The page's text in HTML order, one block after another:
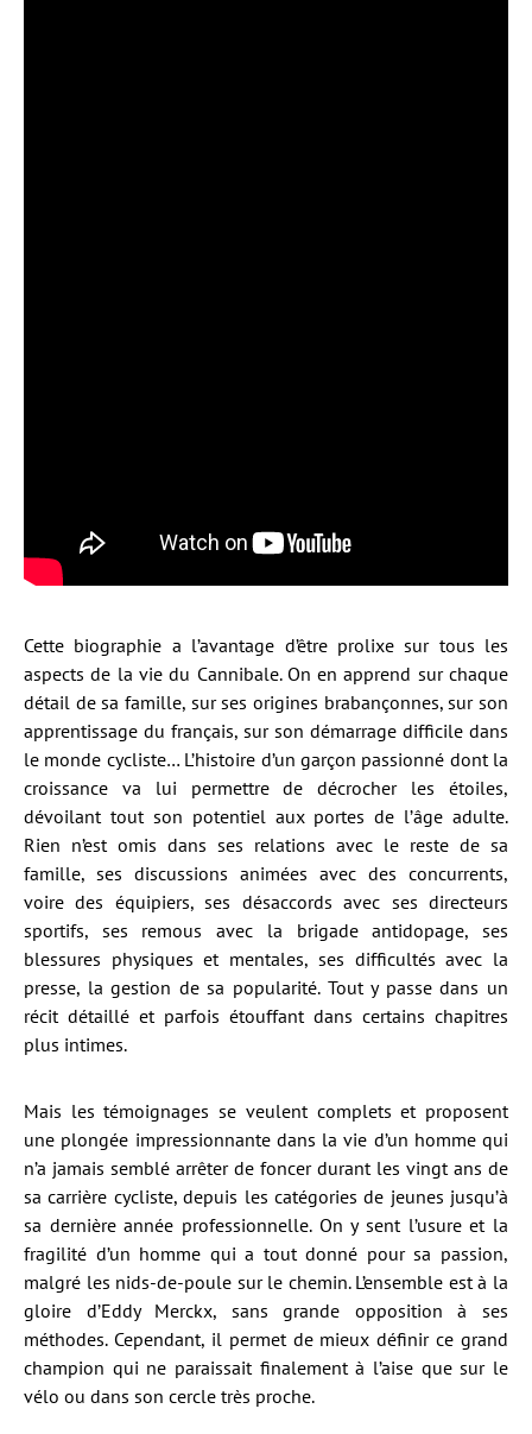
Cette biographie a l’avantage d’être prolixe sur tous les
aspects de la vie du Cannibale. On en apprend sur chaque
détail de sa famille, sur ses origines brabançonnes, sur son
apprentissage du français, sur son démarrage difficile dans
le monde cycliste… L’histoire d’un garçon passionné dont la
croissance va lui permettre de décrocher les étoiles,
dévoilant tout son potentiel aux portes de l’âge adulte.
Rien n’est omis dans ses relations avec le reste de sa
famille, ses discussions animées avec des concurrents,
voire des équipiers, ses désaccords avec ses directeurs
sportifs, ses remous avec la brigade antidopage, ses
blessures physiques et mentales, ses difficultés avec la
presse, la gestion de sa popularité. Tout y passe dans un
récit détaillé et parfois étouffant dans certains chapitres
plus intimes.
Mais les témoignages se veulent complets et proposent
une plongée impressionnante dans la vie d’un homme qui
n’a jamais semblé arrêter de foncer durant les vingt ans de
sa carrière cycliste, depuis les catégories de jeunes jusqu’à
sa dernière année professionnelle. On y sent l’usure et la
fragilité d’un homme qui a tout donné pour sa passion,
malgré les nids-de-poule sur le chemin. L’ensemble est à la
gloire d’Eddy Merckx, sans grande opposition à ses
méthodes. Cependant, il permet de mieux définir ce grand
champion qui ne paraissait finalement à l’aise que sur le
vélo ou dans son cercle très proche.